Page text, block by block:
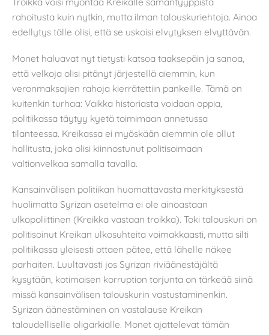
rahoitusta kuin nytkin, mutta ilman talouskuriehtoja. Ainoa
edellytys tälle olisi, että se uskoisi elvytyksen elvyttävän.
Monet haluavat nyt tietysti katsoa taaksepäin ja sanoa,
että velkoja olisi pitänyt järjestellä aiemmin, kun
veronmaksajien rahoja kierrätettiin pankeille. Tämä on
kuitenkin turhaa: Vaikka historiasta voidaan oppia,
politiikassa täytyy kyetä toimimaan annetussa
tilanteessa. Kreikassa ei myöskään aiemmin ole ollut
hallitusta, joka olisi kiinnostunut politisoimaan
valtionvelkaa samalla tavalla.
Kansainvälisen politiikan huomattavasta merkityksestä
huolimatta Syrizan asetelma ei ole ainoastaan
ulkopoliittinen (Kreikka vastaan troikka). Toki talouskuri on
politisoinut Kreikan ulkosuhteita voimakkaasti, mutta silti
politiikassa yleisesti ottaen pätee, että lähelle näkee
parhaiten. Luultavasti jos Syrizan riviäänestäjältä
kysytään, kotimaisen korruption torjunta on tärkeää siinä
missä kansainvälisen talouskurin vastustaminenkin.
Syrizan äänestäminen on vastalause Kreikan
taloudelliselle oligarkialle. Monet ajattelevat tämän